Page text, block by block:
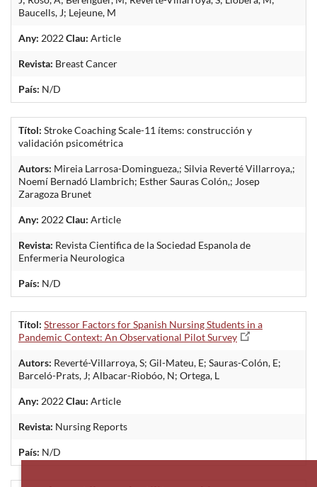
Baucells, J; Lejeune, M
Any: 2022Clau: Article
Revista: Breast Cancer
País: N/D
Títol: Stroke Coaching Scale-11 ítems: construcción y
validación psicométrica
Autors: Mireia Larrosa-Domingueza,; Silvia Reverté Villarroya,;
Noemí Bernadó Llambrich; Esther Sauras Colón,; Josep
Zaragoza Brunet
Any: 2022Clau: Article
Revista: Revista Cientifica de la Sociedad Espanola de
Enfermeria Neurologica
País: N/D
Títol: Stressor Factors for Spanish Nursing Students in a
Pandemic Context: An Observational Pilot Survey
Autors: Reverté-Villarroya, S; Gil-Mateu, E; Sauras-Colón, E;
Barceló-Prats, J; Albacar-Riobóo, N; Ortega, L
Any: 2022Clau: Article
Revista: Nursing Reports
País: N/D